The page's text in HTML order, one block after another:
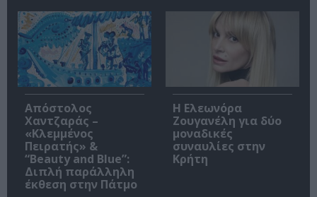
Απόστολος
Χαντζαράς –
«Κλεμμένος
Πειρατής» &
“Beauty and Blue”:
Διπλή παράλληλη
έκθεση στην Πάτμο
Η Ελεωνόρα
Ζουγανέλη για δύο
μοναδικές
συναυλίες στην
Κρήτη